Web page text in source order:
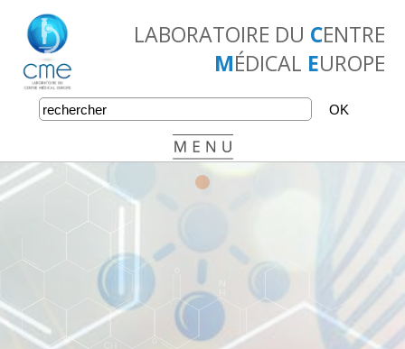
LABORATOIRE DU CENTRE
MÉDICAL EUROPE
•